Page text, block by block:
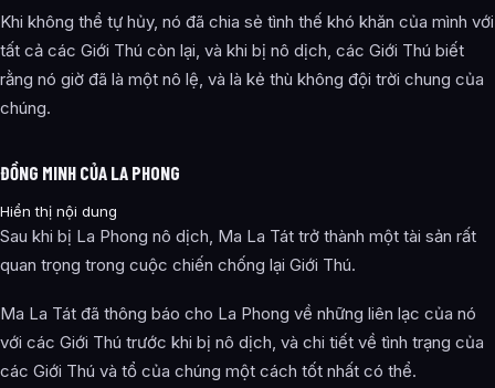
Khi không thể tự hủy, nó đã chia sẻ tình thế khó khăn của mình với
tất cả các Giới Thú còn lại, và khi bị nô dịch, các Giới Thú biết
rằng nó giờ đã là một nô lệ, và là kẻ thù không đội trời chung của
chúng.
ĐỒNG MINH CỦA LA PHONG
Hiển thị nội dung
Sau khi bị La Phong nô dịch, Ma La Tát trở thành một tài sản rất
quan trọng trong cuộc chiến chống lại Giới Thú.
Ma La Tát đã thông báo cho La Phong về những liên lạc của nó
với các Giới Thú trước khi bị nô dịch, và chi tiết về tình trạng của
các Giới Thú và tổ của chúng một cách tốt nhất có thể.